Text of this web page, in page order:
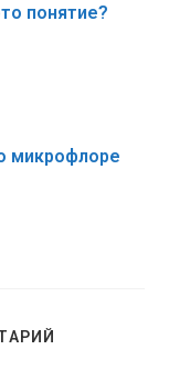
понятие?
микрофлоре